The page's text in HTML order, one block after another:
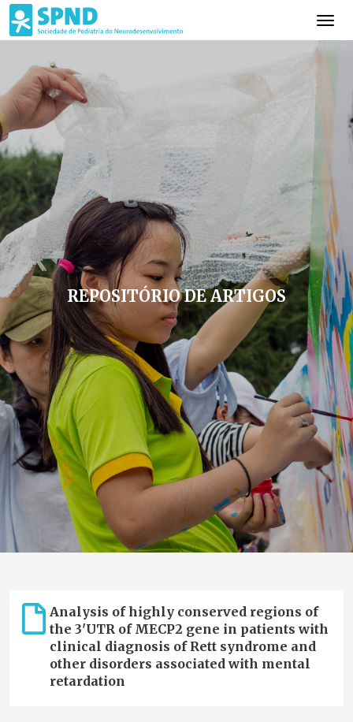
REPOSITÓRIO DE ARTIGOS
Analysis of highly conserved regions of
the 3'UTR of MECP2 gene in patients with
clinical diagnosis of Rett syndrome and
other disorders associated with mental
retardation